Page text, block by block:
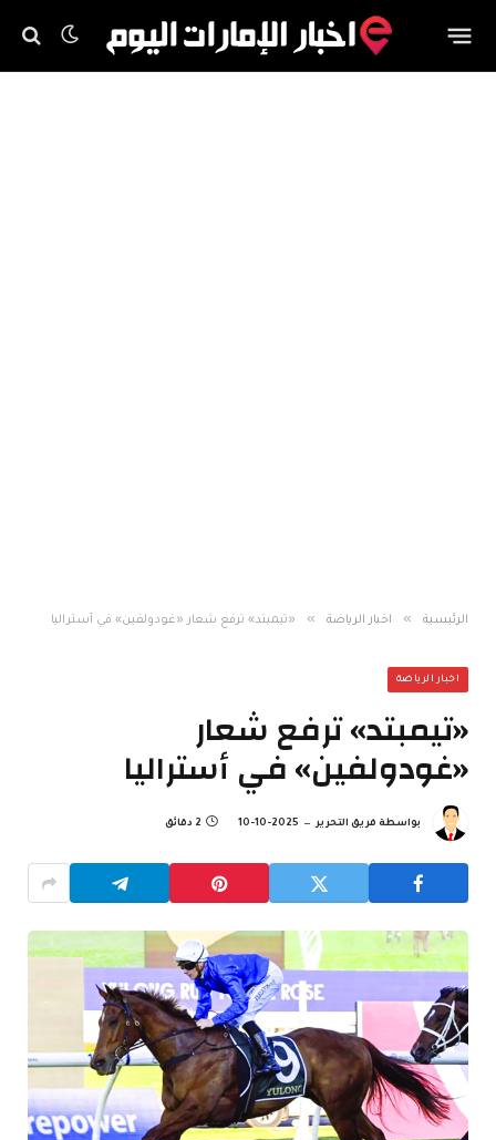
الرئيسية » اخبار الرياضة » «تيمبتد» ترفع شعار «غودولفين» في أستراليا
اخبار الرياضة
«تيمبتد» ترفع شعار
«غودولفين» في أستراليا
بواسطة فريق التحرير 2025-10-10 2 دقائق